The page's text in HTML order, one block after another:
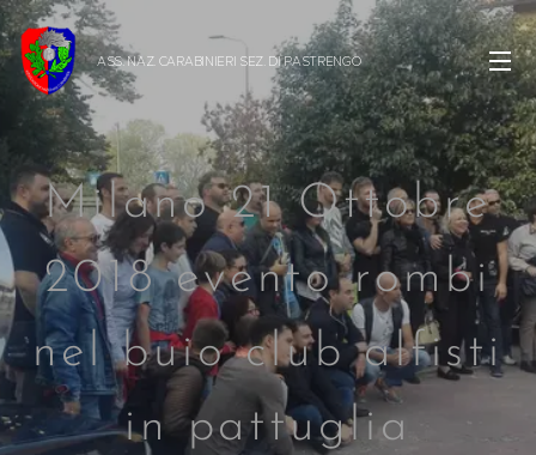
ASS. NAZ. CARABINIERI SEZ. DIPASTRENGO
Milano 21 Ottobre
2018 evento rombi
nel buio club alfisti
in pattuglia